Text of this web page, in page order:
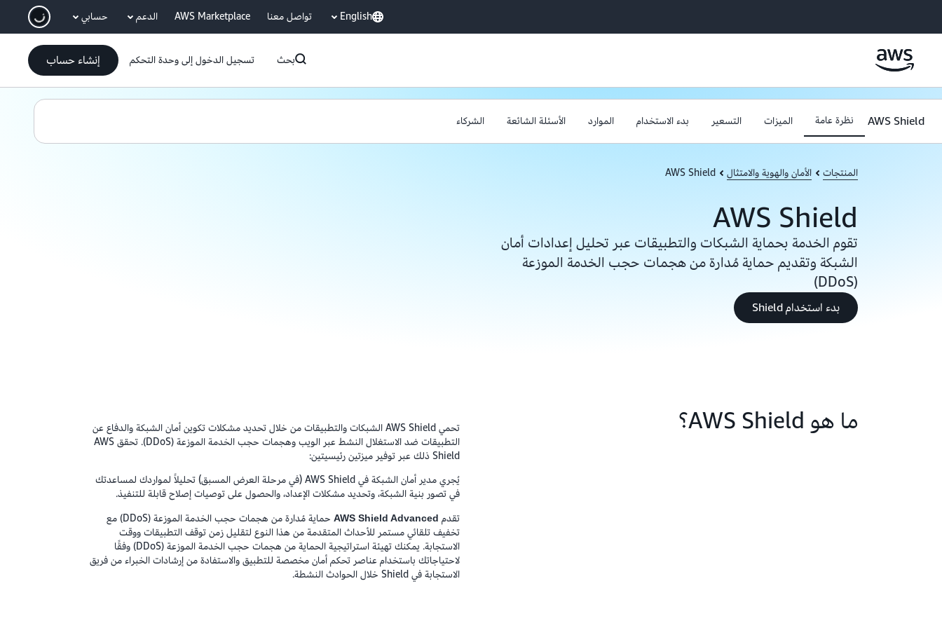
انتقل إلى المحتوى الرئيسي English تواصل معنا AWS Marketplace الدعم حسابي
بحث تسجيل الدخول إلى وحدة التحكم إنشاء حساب
AWS Shield نظرة عامة الميزات التسعير بدء الاستخدام الموارد الأسئلة الشائعة الشركاء
المنتجات الأمان والهوية والامتثال AWS Shield
AWS Shield
تقوم الخدمة بحماية الشبكات والتطبيقات عبر تحليل إعدادات أمان
الشبكة وتقديم حماية مُدارة من هجمات حجب الخدمة الموزعة
(DDoS)
بدء استخدام Shield
ما هو AWS Shield؟
تحمي AWS Shield الشبكات والتطبيقات من خلال تحديد مشكلات تكوين أمان الشبكة والدفاع عن
التطبيقات ضد الاستغلال النشط عبر الويب وهجمات حجب الخدمة الموزعة (DDoS). تحقق AWS
Shield ذلك عبر توفير ميزتين رئيسيتين:
يُجري مدير أمان الشبكة في AWS Shield (في مرحلة العرض المسبق) تحليلاً لمواردك لمساعدتك
في تصور بنية الشبكة، وتحديد مشكلات الإعداد، والحصول على توصيات إصلاح قابلة للتنفيذ.
تقدم AWS Shield Advanced
حماية مُدارة من هجمات حجب الخدمة الموزعة (DDoS) مع
تخفيف تلقائي مستمر للأحداث المتقدمة من هذا النوع لتقليل زمن توقف التطبيقات ووقت
الاستجابة. يمكنك تهيئة استراتيجية الحماية من هجمات حجب الخدمة الموزعة (DDoS) وفقًا
لاحتياجاتك باستخدام عناصر تحكم أمان مخصصة للتطبيق والاستفادة من إرشادات الخبراء من فريق
الاستجابة في Shield خلال الحوادث النشطة.